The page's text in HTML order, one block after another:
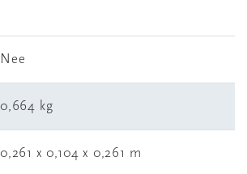
Nee
0,664 kg
0,261 x 0,104 x 0,261 m